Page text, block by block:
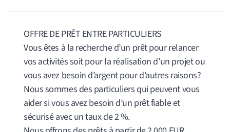
OFFRE DE PRÊT ENTRE PARTICULIERS
Vous êtes à la recherche d’un prêt pour relancer
vos activités soit pour la réalisation d’un projet ou
vous avez besoin d’argent pour d’autres raisons?
Nous sommes des particuliers qui peuvent vous
aider si vous avez besoin d’un prêt fiable et
sécurisé avec un taux de 2 %.